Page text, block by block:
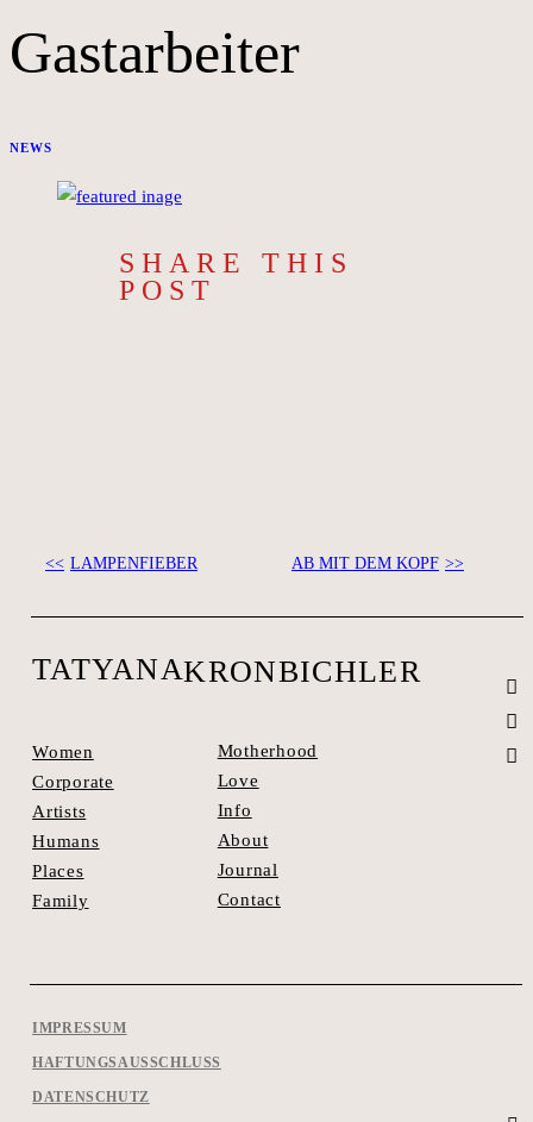
Gastarbeiter
NEWS
SHARE THIS
POST
SEE SPACES >>
LAMPENFIEBER AB MIT DEM KOPF
TATYANAKRONBICHLER
IMPRESSUM
HAFTUNGSAUSSCHLUSS
DATENSCHUTZ
Women
Corporate
Artists
Humans
Places
Family
Motherhood
Love
Info
About
Journal
Contact